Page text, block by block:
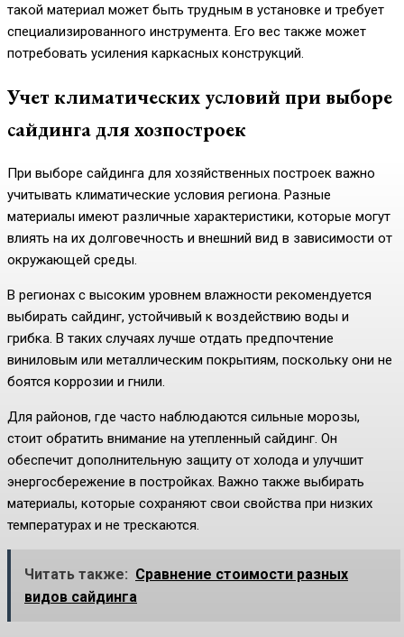
такой материал может быть трудным в установке и требует
специализированного инструмента. Его вес также может
потребовать усиления каркасных конструкций.
Учет климатических условий при выборе
сайдинга для хозпостроек
При выборе сайдинга для хозяйственных построек важно
учитывать климатические условия региона. Разные
материалы имеют различные характеристики, которые могут
влиять на их долговечность и внешний вид в зависимости от
окружающей среды.
В регионах с высоким уровнем влажности рекомендуется
выбирать сайдинг, устойчивый к воздействию воды и
грибка. В таких случаях лучше отдать предпочтение
виниловым или металлическим покрытиям, поскольку они не
боятся коррозии и гнили.
Для районов, где часто наблюдаются сильные морозы,
стоит обратить внимание на утепленный сайдинг. Он
обеспечит дополнительную защиту от холода и улучшит
энергосбережение в постройках. Важно также выбирать
материалы, которые сохраняют свои свойства при низких
температурах и не трескаются.
Читать также: Сравнение стоимости разных
видов сайдинга